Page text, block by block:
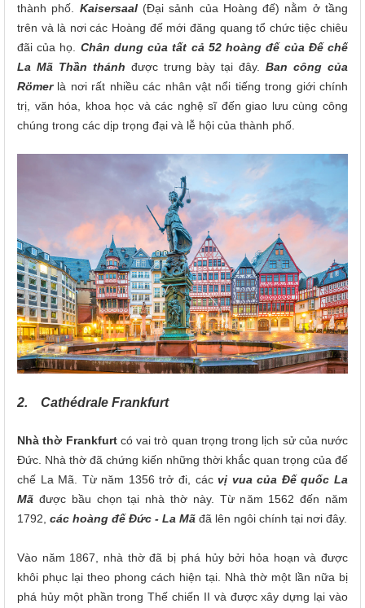
thành phố. Kaisersaal (Đại sảnh của Hoàng đế) nằm ở tầng
trên và là nơi các Hoàng đế mới đăng quang tổ chức tiệc chiêu
đãi của họ. Chân dung của tất cả 52 hoàng đế của Đế chế
La Mã Thần thánh được trưng bày tại đây.Ban công của
Römerlà nơi rất nhiều các nhân vật nổi tiếng trong giới chính
trị, văn hóa, khoa học và các nghệ sĩ đến giao lưu cùng công
chúng trong các dịp trọng đại và lễ hội của thành phố.
2. Cathédrale Frankfurt
Nhà thờ Frankfurtcó vai trò quan trọng trong lịch sử của nước
Đức. Nhà thờ đã chứng kiến những thời khắc quan trọng của đế
chế La Mã. Từ năm 1356 trở đi, cácvị vua của Đế quốc La
Mã được bầu chọn tại nhà thờ này. Từ năm 1562 đến năm
1792, các hoàng đế Đức - La Mã đã lên ngôi chính tại nơi đây.
Vào năm 1867, nhà thờ đã bị phá hủy bởi hỏa hoạn và được
khôi phục lại theo phong cách hiện tại. Nhà thờ một lần nữa bị
phá hủy một phần trong Thế chiến II và được xây dựng lại vào